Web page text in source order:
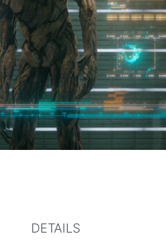
DETAILS